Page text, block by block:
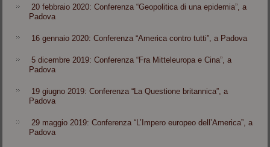
20 febbraio 2020: Conferenza “Geopolitica di una epidemia”, a
Padova
16 gennaio 2020: Conferenza “America contro tutti”, a Padova
5 dicembre 2019: Conferenza “Fra Mitteleuropa e Cina”, a
Padova
19 giugno 2019: Conferenza “La Questione britannica”, a
Padova
29 maggio 2019: Conferenza “L’Impero europeo dell’America”, a
Padova